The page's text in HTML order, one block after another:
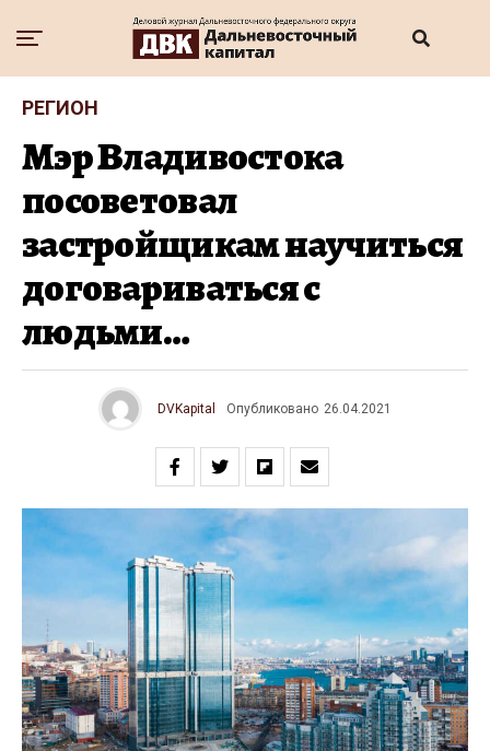
РЕГИОН
Мэр Владивостока
посоветовал
застройщикам научиться
договариваться с
людьми…
DVKapital Опубликовано 26.04.2021